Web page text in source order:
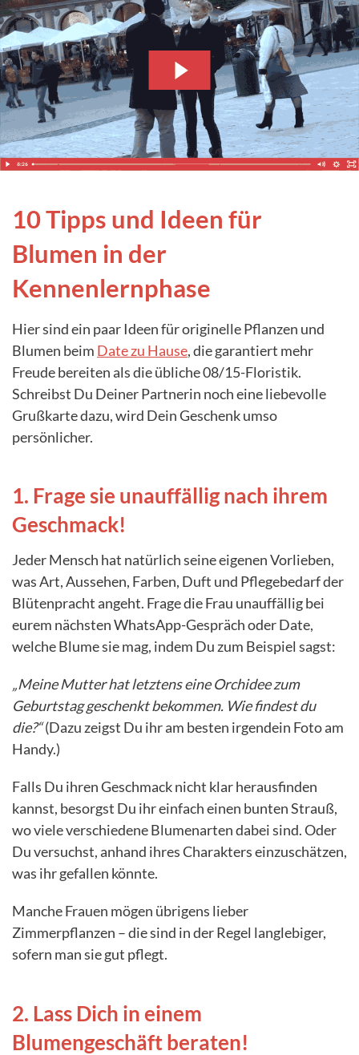
10 Tipps und Ideen für
Blumen in der
Kennenlernphase
Hier sind ein paar Ideen für originelle Pflanzen und
Blumen beim Date zu Hause, die garantiert mehr
Freude bereiten als die übliche 08/15-Floristik.
Schreibst Du Deiner Partnerin noch eine liebevolle
Grußkarte dazu, wird Dein Geschenk umso
persönlicher.
1. Frage sie unauffällig nach ihrem
Geschmack!
Jeder Mensch hat natürlich seine eigenen Vorlieben,
was Art, Aussehen, Farben, Duft und Pflegebedarf der
Blütenpracht angeht. Frage die Frau unauffällig bei
eurem nächsten WhatsApp-Gespräch oder Date,
welche Blume sie mag, indem Du zum Beispiel sagst:
„Meine Mutter hat letztens eine Orchidee zum
Geburtstag geschenkt bekommen. Wie findest du
die?“(Dazu zeigst Du ihr am besten irgendein Foto am
Handy.)
Falls Du ihren Geschmack nicht klar herausfinden
kannst, besorgst Du ihr einfach einen bunten Strauß,
wo viele verschiedene Blumenarten dabei sind. Oder
Du versuchst, anhand ihres Charakters einzuschätzen,
was ihr gefallen könnte.
Manche Frauen mögen übrigens lieber
Zimmerpflanzen – die sind in der Regel langlebiger,
sofern man sie gut pflegt.
2. Lass Dich in einem
Blumengeschäft beraten!